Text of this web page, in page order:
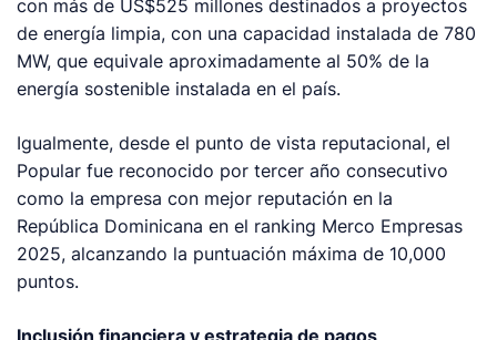
con más de US$525 millones destinados a proyectos
de energía limpia, con una capacidad instalada de 780
MW, que equivale aproximadamente al 50% de la
energía sostenible instalada en el país.
Igualmente, desde el punto de vista reputacional, el
Popular fue reconocido por tercer año consecutivo
como la empresa con mejor reputación en la
República Dominicana en el ranking Merco Empresas
2025, alcanzando la puntuación máxima de 10,000
puntos.
Inclusión financiera y estrategia de pagos